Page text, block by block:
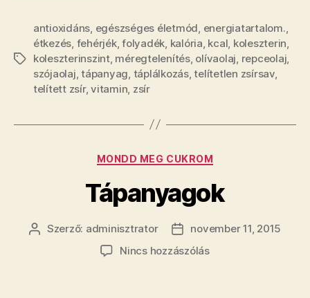
Címkék
antioxidáns egészséges életmód energiatartalom.
étkezés fehérjék,folyadék kalória kcal koleszterin
koleszterinszint, méregtelenítés, olívaolaj repceolaj
szójaolaj ,tápanyag táplálkozás,telítetlen zsírsav,
telített zsír,vitamin zsír
Kategóriák
MONDD MEG CUKROM
Tápanyagok
Bejegyzés
Szerző: adminisztrator
Bejegyzés
dátuma
november 11, 2015
Nincs hozzászólása(z)